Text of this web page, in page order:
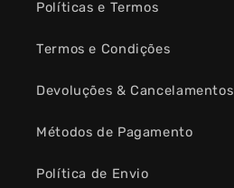
Políticas e Termos
Termos e Condições
Devoluções & Cancelamentos
Métodos de Pagamento
Política de Envio